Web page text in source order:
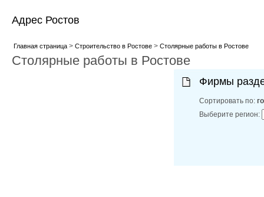
Адрес Ростов
Главная страница> Строительство в Ростове> Столярные работы в Ростове
Столярные работы в Ростове
Фирмы
Сортировать по:
Выберите регион: